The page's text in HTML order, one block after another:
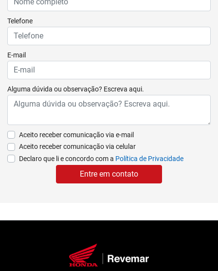
Telefone
E-mail
Alguma dúvida ou observação? Escreva aqui.
Aceito receber comunicação via e-mail
Aceito receber comunicação via celular
Declaro que li e concordo com a Política de Privacidade
Entre em contato